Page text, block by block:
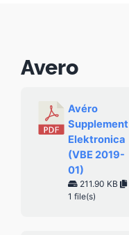
Avero
Avéro
Supplement
Elektronica
(VBE 2019-
01)
211.90 KB
1 file(s)